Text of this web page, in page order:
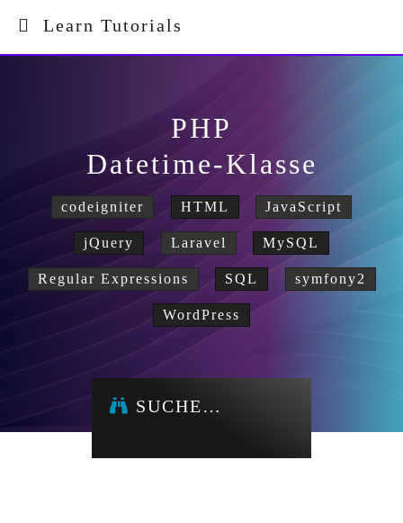
Learn Tutorials
PHP
Datetime-Klasse
codeigniter HTML JavaScript
jQuery Laravel MySQL
Regular Expressions SQL symfony2
WordPress
SUCHE…